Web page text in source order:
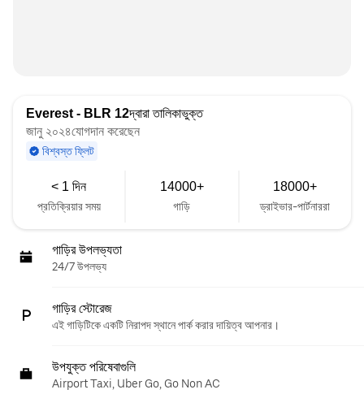
Everest - BLR 12দ্বারা তালিকাভুক্ত
জানু ২০২৪যোগদান করেছেন
বিশ্বস্ত ফ্লিট
< 1 দিন
প্রতিক্রিয়ার সময়
14000+
গাড়ি
18000+
ড্রাইভার-পার্টনাররা
গাড়ির উপলভ্যতা
24/7 উপলভ্য
গাড়ির স্টোরেজ
এই গাড়িটিকে একটি নিরাপদ স্থানে পার্ক করার দায়িত্ব আপনার।
উপযুক্ত পরিষেবাগুলি
Airport Taxi, Uber Go, Go Non AC